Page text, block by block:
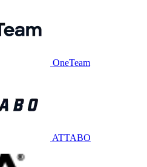
OneTeam
ATTABO